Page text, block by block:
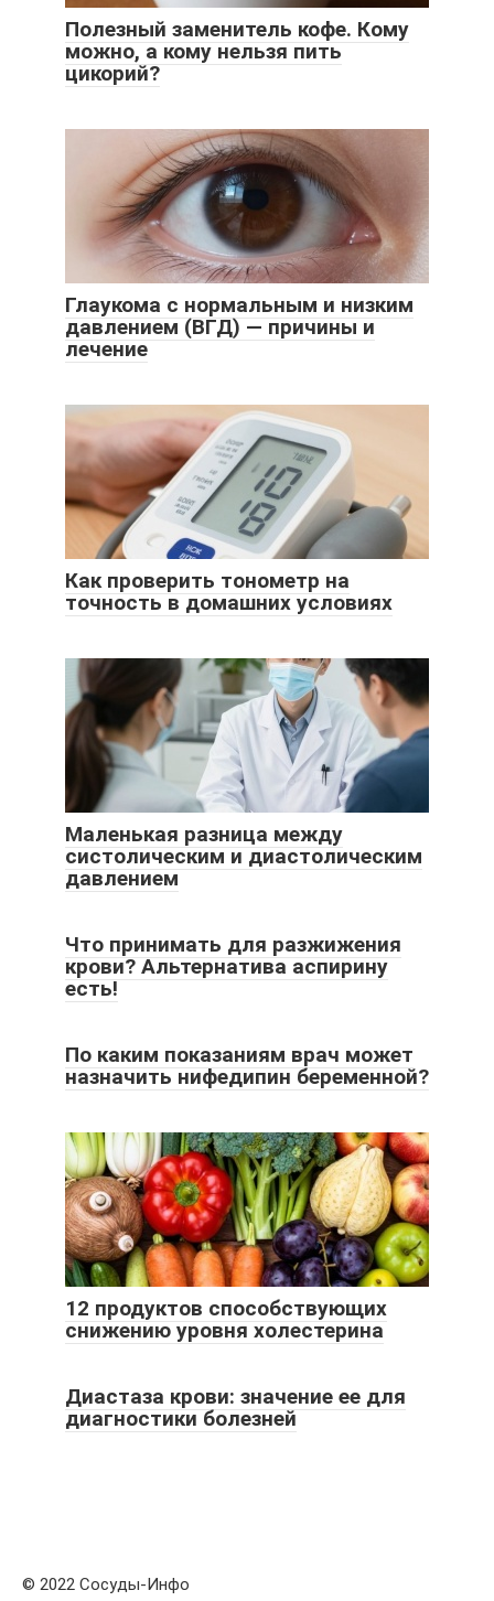
Полезный заменитель кофе. Кому
можно, а кому нельзя пить
цикорий?
Глаукома с нормальным и низким
давлением (ВГД) — причины и
лечение
Как проверить тонометр на
точность в домашних условиях
Маленькая разница между
систолическим и диастолическим
давлением
Что принимать для разжижения
крови? Альтернатива аспирину
есть!
По каким показаниям врач может
назначить нифедипин беременной?
12 продуктов способствующих
снижению уровня холестерина
Диастаза крови: значение ее для
диагностики болезней
© 2022 Сосуды-Инфо